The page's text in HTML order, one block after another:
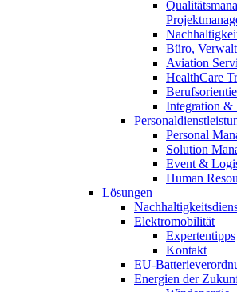
Büro,
Aviation
HealthCare
Integration &
Personal
Solution
Event &
Human
Lösungen
Elektromobilität
Expertentipps
Kontakt
EU-
Energien der